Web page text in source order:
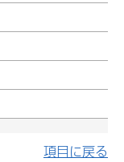
項目に戻る